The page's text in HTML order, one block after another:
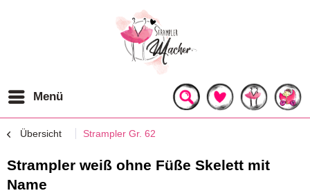
Menü
Übersicht Strampler Gr. 62
Strampler weiß ohne Füße Skelett mit
Name